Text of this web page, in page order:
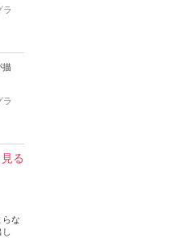
ラ
描
ラ
る
らな